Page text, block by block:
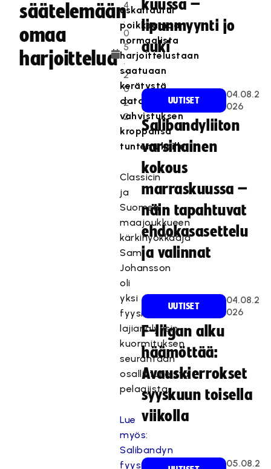
säätelemään
omaa
harjoittelua
4
.
0
5
.
2
0
2
2
uskaltautui
poikkeamaan
normaalista
harjoittelustaan
saatuaan
kerätystä
datasta
vahvistuksen
kroppansa
tuntemuksille.
Classicin
ja
Suomen
maajoukkueen
kärkihyökkääjä
Sami
Johansson
oli
yksi
fyysisen
lajianalyysin
kuormituksen
seurantaan
osallistuneista
pelaajista.
Lue
myös:
Salibandyn
fyysisen
kuussa –
lipunmyynti jo
auki
UUTISET
04.08.2
026
Salibandyliiton
varsinainen
kokous
marraskuussa –
näin tapahtuvat
ehdokasasettelu
ja valinnat
UUTISET
04.08.2
026
F-liigan alku
häämöttää:
Avauskierrokset
syyskuun toisella
viikolla
05.08.2